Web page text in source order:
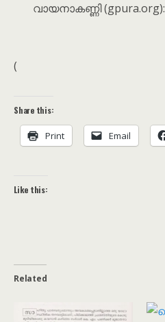
വായനാകണ്ണി (gpura.org):
(
Share this:
Print Email
Like this:
Related